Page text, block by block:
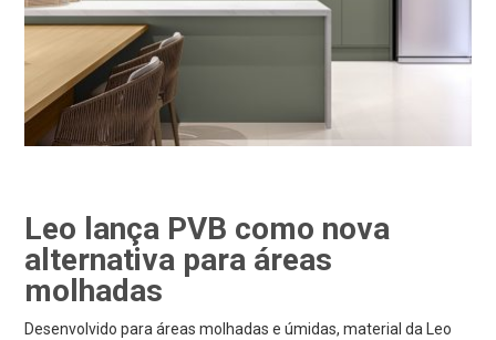
Leo lança PVB como nova
alternativa para áreas
molhadas
Desenvolvido para áreas molhadas e úmidas, material da Leo